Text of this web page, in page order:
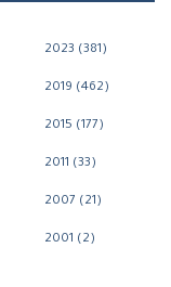
2023 (381)
2019 (462)
2015 (177)
2011 (33)
2007 (21)
2001 (2)